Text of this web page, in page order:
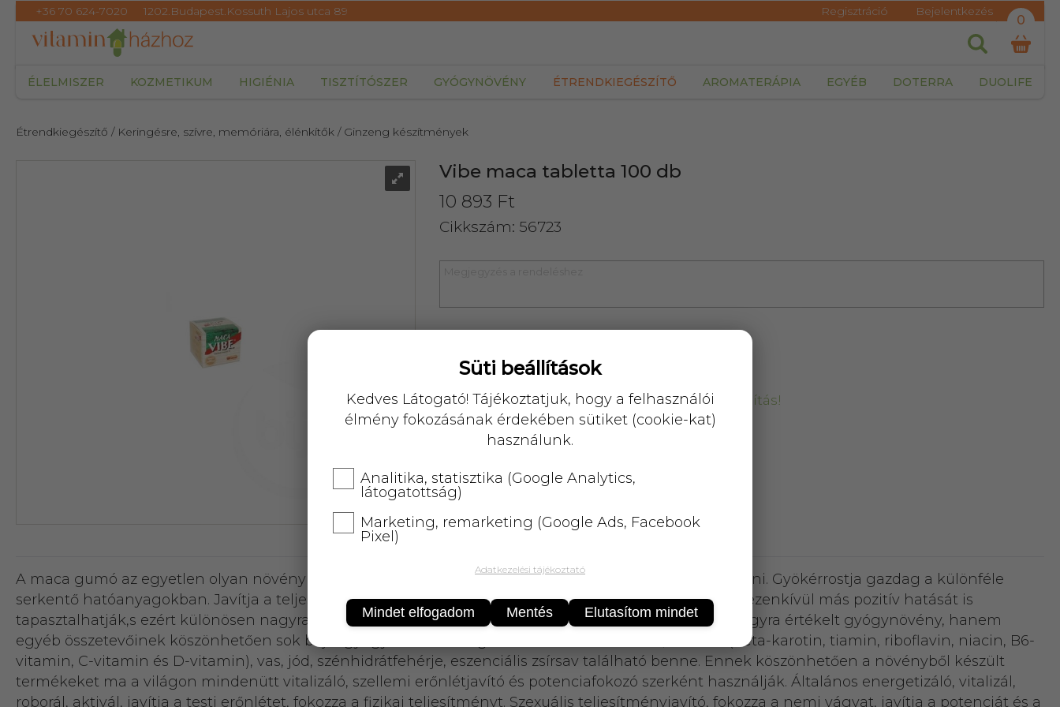
+36 70 624-7020 1202.Budapest.Kossuth Lajos utca 89 Regisztráció Bejelentkezés
0
ÉLELMISZER KOZMETIKUM HIGIÉNIA TISZTÍTÓSZER GYÓGYNÖVÉNY ÉTRENDKIEGÉSZÍTŐ AROMATERÁPIA EGYÉB DOTERRA DUOLIFE
Étrendkiegészítő / Keringésre, szívre, memóriára, élénkítők / Ginzeng készítmények
Vibe maca tabletta 100 db
10 893 Ft
Cikkszám: 56723
25 000 Ftfelett5 kg-igingyenes kiszállítás!
A maca gumó az egyetlen olyan növény amely az Andokban 3700m magasan is képes életben maradni. Gyökérrostja gazdag a különféle
serkentő hatóanyagokban. Javítja a teljesítményt ezért perui Ginseng-nek is szokás nevezni. A férfiak ezenkívül más pozitív hatását is
tapasztalhatják,s ezért különösen nagyra értékelik… A Maca nemcsak magas szénhidráttartalmáért nagyra értékelt gyógynövény, hanem
egyéb összetevőinek köszönhetően sok bajra gyógyírként is szolgál. Különösen sok foszfor, vitamin (béta-karotin, tiamin, riboflavin, niacin, B6-
vitamin, C-vitamin és D-vitamin), vas, jód, szénhidrátfehérje, eszenciális zsírsav található benne. Ennek köszönhetően a növényből készült
termékeket ma a világon mindenütt vitalizáló, szellemi erőnlétjavító és potenciafokozó szerként használják. Általános energetizáló, vitalizál,
roborál, aktivál, javítja a testi erőnlétet, fokozza a fizikai teljesítményt. Szexuális teljesítményjavító, fokozza a nemi vágyat, javítja a potenciát és a
Süti beállítások
Kedves Látogató! Tájékoztatjuk, hogy a felhasználói
élmény fokozásának érdekében sütiket (cookie-kat)
használunk.
Analitika, statisztika (Google Analytics,
látogatottság)
Marketing, remarketing (Google Ads, Facebook
Pixel)
Adatkezelési tájékoztató
Mindet elfogadom Mentés Elutasítom mindet